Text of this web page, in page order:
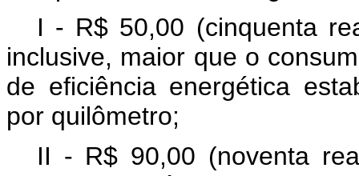
I - R$ 50,00 (cinquenta
inclusive, maior que o
de eficiência energética
por quilômetro;
II - R$ 90,00 (noventa